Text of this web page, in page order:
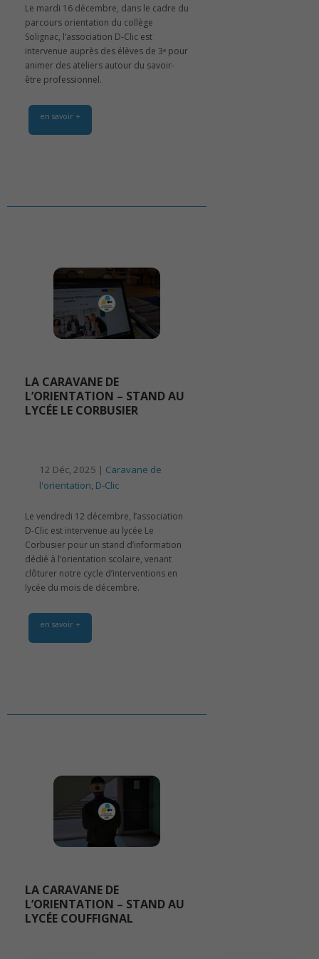
Le mardi 16 décembre, dans le cadre du
parcours orientation du collège
Solignac, l’association D-Clic est
intervenue auprès des élèves de 3ᵉ pour
animer des ateliers autour du savoir-
être professionnel.
en savoir +
LA CARAVANE DE
L’ORIENTATION – STAND AU
LYCÉE LE CORBUSIER
12 Déc, 2025 | Caravane de
l'orientation D-Clic
Le vendredi 12 décembre, l’association
D-Clic est intervenue au lycée Le
Corbusier pour un stand d’information
dédié à l’orientation scolaire, venant
clôturer notre cycle d’interventions en
lycée du mois de décembre.
en savoir +
LA CARAVANE DE
L’ORIENTATION – STAND AU
LYCÉE COUFFIGNAL